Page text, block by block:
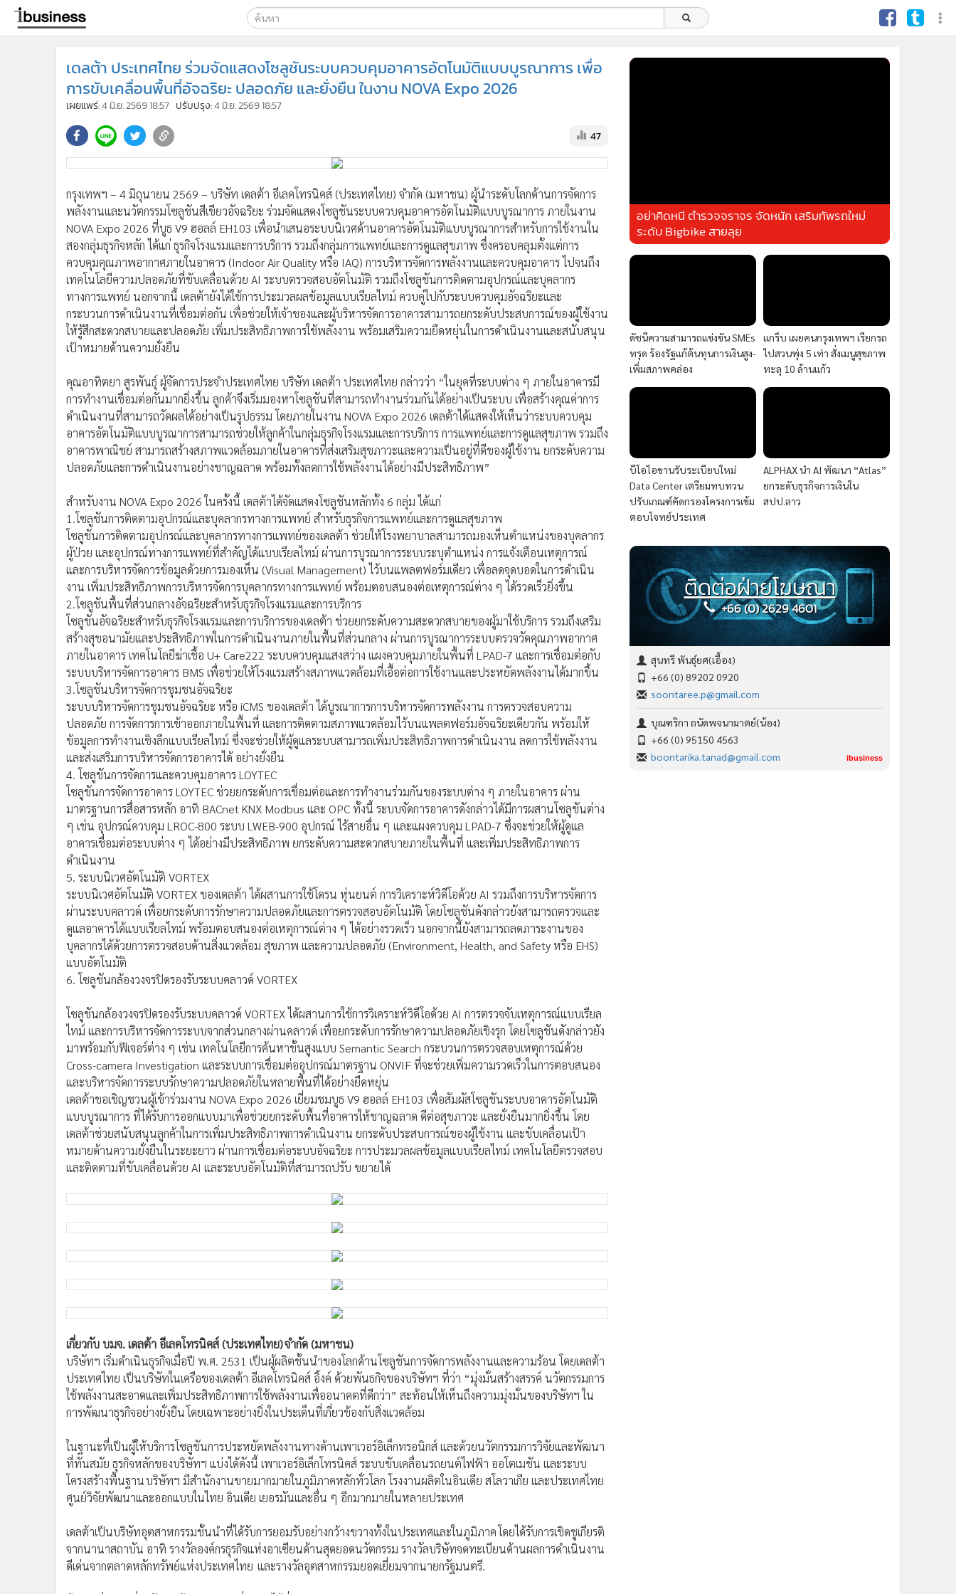
ค้นหา
Google
เดลต้า ประเทศไทย ร่วมจัดแสดงโซลูชันระบบควบคุมอาคารอัตโนมัติแบบบูรณาการ เพื่อ
การขับเคลื่อนพื้นที่อัจฉริยะ ปลอดภัย และยั่งยืน ในงาน NOVA Expo 2026
เผยแพร่:4 มิ.ย. 2569 18:57 ปรับปรุง:4 มิ.ย. 2569 18:57
47
กรุงเทพฯ – 4 มิถุนายน 2569 – บริษัท เดลต้า อีเลคโทรนิคส์ (ประเทศไทย) จำกัด (มหาชน) ผู้นำระดับโลกด้านการจัดการ
พลังงานและนวัตกรรมโซลูชันสีเขียวอัจฉริยะ ร่วมจัดแสดงโซลูชันระบบควบคุมอาคารอัตโนมัติแบบบูรณาการ ภายในงาน
NOVA Expo 2026 ที่บูธ V9 ฮอลล์ EH103 เพื่อนำเสนอระบบนิเวศด้านอาคารอัตโนมัติแบบบูรณาการสำหรับการใช้งานใน
สองกลุ่มธุรกิจหลัก ได้แก่ ธุรกิจโรงแรมและการบริการ รวมถึงกลุ่มการแพทย์และการดูแลสุขภาพ ซึ่งครอบคลุมตั้งแต่การ
ควบคุมคุณภาพอากาศภายในอาคาร (Indoor Air Quality หรือ IAQ) การบริหารจัดการพลังงานและควบคุมอาคาร ไปจนถึง
เทคโนโลยีความปลอดภัยที่ขับเคลื่อนด้วย AI ระบบตรวจสอบอัตโนมัติ รวมถึงโซลูชันการติดตามอุปกรณ์และบุคลากร
ทางการแพทย์ นอกจากนี้ เดลต้ายังได้ใช้การประมวลผลข้อมูลแบบเรียลไทม์ ควบคู่ไปกับระบบควบคุมอัจฉริยะและ
กระบวนการดำเนินงานที่เชื่อมต่อกัน เพื่อช่วยให้เจ้าของและผู้บริหารจัดการอาคารสามารถยกระดับประสบการณ์ของผู้ใช้งาน
ให้รู้สึกสะดวกสบายและปลอดภัย เพิ่มประสิทธิภาพการใช้พลังงาน พร้อมเสริมความยืดหยุ่นในการดำเนินงานและสนับสนุน
เป้าหมายด้านความยั่งยืน
คุณอาทิตยา สูรพันธุ์ ผู้จัดการประจำประเทศไทย บริษัท เดลต้า ประเทศไทย กล่าวว่า “ในยุคที่ระบบต่าง ๆ ภายในอาคารมี
การทำงานเชื่อมต่อกันมากยิ่งขึ้น ลูกค้าจึงเริ่มมองหาโซลูชันที่สามารถทำงานร่วมกันได้อย่างเป็นระบบ เพื่อสร้างคุณค่าการ
ดำเนินงานที่สามารถวัดผลได้อย่างเป็นรูปธรรม โดยภายในงาน NOVA Expo 2026 เดลต้าได้แสดงให้เห็นว่าระบบควบคุม
อาคารอัตโนมัติแบบบูรณาการสามารถช่วยให้ลูกค้าในกลุ่มธุรกิจโรงแรมและการบริการ การแพทย์และการดูแลสุขภาพ รวมถึง
อาคารพาณิชย์ สามารถสร้างสภาพแวดล้อมภายในอาคารที่ส่งเสริมสุขภาวะและความเป็นอยู่ที่ดีของผู้ใช้งาน ยกระดับความ
ปลอดภัยและการดำเนินงานอย่างชาญฉลาด พร้อมทั้งลดการใช้พลังงานได้อย่างมีประสิทธิภาพ”
สำหรับงาน NOVA Expo 2026 ในครั้งนี้ เดลต้าได้จัดแสดงโซลูชันหลักทั้ง 6 กลุ่ม ได้แก่
1.โซลูชันการติดตามอุปกรณ์และบุคลากรทางการแพทย์ สำหรับธุรกิจการแพทย์และการดูแลสุขภาพ
โซลูชันการติดตามอุปกรณ์และบุคลากรทางการแพทย์ของเดลต้า ช่วยให้โรงพยาบาลสามารถมองเห็นตำแหน่งของบุคลากร
ผู้ป่วย และอุปกรณ์ทางการแพทย์ที่สำคัญได้แบบเรียลไทม์ ผ่านการบูรณาการระบบระบุตำแหน่ง การแจ้งเตือนเหตุการณ์
และการบริหารจัดการข้อมูลด้วยการมองเห็น (Visual Management) ไว้บนแพลตฟอร์มเดียว เพื่อลดจุดบอดในการดำเนิน
งาน เพิ่มประสิทธิภาพการบริหารจัดการบุคลากรทางการแพทย์ พร้อมตอบสนองต่อเหตุการณ์ต่าง ๆ ได้รวดเร็วยิ่งขึ้น
2.โซลูชันพื้นที่ส่วนกลางอัจฉริยะสำหรับธุรกิจโรงแรมและการบริการ
โซลูชันอัจฉริยะสำหรับธุรกิจโรงแรมและการบริการของเดลต้า ช่วยยกระดับความสะดวกสบายของผู้มาใช้บริการ รวมถึงเสริม
สร้างสุขอนามัยและประสิทธิภาพในการดำเนินงานภายในพื้นที่ส่วนกลาง ผ่านการบูรณาการระบบตรวจวัดคุณภาพอากาศ
ภายในอาคาร เทคโนโลยีฆ่าเชื้อ U+ Care222 ระบบควบคุมแสงสว่าง แผงควบคุมภายในพื้นที่ LPAD-7 และการเชื่อมต่อกับ
ระบบบริหารจัดการอาคาร BMS เพื่อช่วยให้โรงแรมสร้างสภาพแวดล้อมที่เอื้อต่อการใช้งานและประหยัดพลังงานได้มากขึ้น
3.โซลูชันบริหารจัดการชุมชนอัจฉริยะ
ระบบบริหารจัดการชุมชนอัจฉริยะ หรือ iCMS ของเดลต้า ได้บูรณาการการบริหารจัดการพลังงาน การตรวจสอบความ
ปลอดภัย การจัดการการเข้าออกภายในพื้นที่ และการติดตามสภาพแวดล้อมไว้บนแพลตฟอร์มอัจฉริยะเดียวกัน พร้อมให้
ข้อมูลการทำงานเชิงลึกแบบเรียลไทม์ ซึ่งจะช่วยให้ผู้ดูแลระบบสามารถเพิ่มประสิทธิภาพการดำเนินงาน ลดการใช้พลังงาน
และส่งเสริมการบริหารจัดการอาคารได้ อย่างยั่งยืน
4. โซลูชันการจัดการและควบคุมอาคาร LOYTEC
โซลูชันการจัดการอาคาร LOYTEC ช่วยยกระดับการเชื่อมต่อและการทำงานร่วมกันของระบบต่าง ๆ ภายในอาคาร ผ่าน
มาตรฐานการสื่อสารหลัก อาทิ BACnet KNX Modbus และ OPC ทั้งนี้ ระบบจัดการอาคารดังกล่าวได้มีการผสานโซลูชันต่าง
ๆ เช่น อุปกรณ์ควบคุม LROC-800 ระบบ LWEB-900 อุปกรณ์ ไร้สายอื่น ๆ และแผงควบคุม LPAD-7 ซึ่งจะช่วยให้ผู้ดูแล
อาคารเชื่อมต่อระบบต่าง ๆ ได้อย่างมีประสิทธิภาพ ยกระดับความสะดวกสบายภายในพื้นที่ และเพิ่มประสิทธิภาพการ
ดำเนินงาน
5. ระบบนิเวศอัตโนมัติ VORTEX
ระบบนิเวศอัตโนมัติ VORTEX ของเดลต้า ได้ผสานการใช้โดรน หุ่นยนต์ การวิเคราะห์วิดีโอด้วย AI รวมถึงการบริหารจัดการ
ผ่านระบบคลาวด์ เพื่อยกระดับการรักษาความปลอดภัยและการตรวจสอบอัตโนมัติ โดยโซลูชันดังกล่าวยังสามารถตรวจและ
ดูแลอาคารได้แบบเรียลไทม์ พร้อมตอบสนองต่อเหตุการณ์ต่าง ๆ ได้อย่างรวดเร็ว นอกจากนี้ยังสามารถลดภาระงานของ
บุคลากรได้ด้วยการตรวจสอบด้านสิ่งแวดล้อม สุขภาพ และความปลอดภัย (Environment, Health, and Safety หรือ EHS)
แบบอัตโนมัติ
6. โซลูชันกล้องวงจรปิดรองรับระบบคลาวด์ VORTEX
โซลูชันกล้องวงจรปิดรองรับระบบคลาวด์ VORTEX ได้ผสานการใช้การวิเคราะห์วิดีโอด้วย AI การตรวจจับเหตุการณ์แบบเรียล
ไทม์ และการบริหารจัดการระบบจากส่วนกลางผ่านคลาวด์ เพื่อยกระดับการรักษาความปลอดภัยเชิงรุก โดยโซลูชันดังกล่าวยัง
มาพร้อมกับฟีเจอร์ต่าง ๆ เช่น เทคโนโลยีการค้นหาขั้นสูงแบบ Semantic Search กระบวนการตรวจสอบเหตุการณ์ด้วย
Cross-camera Investigation และระบบการเชื่อมต่ออุปกรณ์มาตรฐาน ONVIF ที่จะช่วยเพิ่มความรวดเร็วในการตอบสนอง
และบริหารจัดการระบบรักษาความปลอดภัยในหลายพื้นที่ได้อย่างยืดหยุ่น
เดลต้าขอเชิญชวนผู้เข้าร่วมงาน NOVA Expo 2026 เยี่ยมชมบูธ V9 ฮอลล์ EH103 เพื่อสัมผัสโซลูชันระบบอาคารอัตโนมัติ
แบบบูรณาการ ที่ได้รับการออกแบบมาเพื่อช่วยยกระดับพื้นที่อาคารให้ชาญฉลาด ดีต่อสุขภาวะ และยั่งยืนมากยิ่งขึ้น โดย
เดลต้าช่วยสนับสนุนลูกค้าในการเพิ่มประสิทธิภาพการดำเนินงาน ยกระดับประสบการณ์ของผู้ใช้งาน และขับเคลื่อนเป้า
หมายด้านความยั่งยืนในระยะยาว ผ่านการเชื่อมต่อระบบอัจฉริยะ การประมวลผลข้อมูลแบบเรียลไทม์ เทคโนโลยีตรวจสอบ
และติดตามที่ขับเคลื่อนด้วย AI และระบบอัตโนมัติที่สามารถปรับ ขยายได้
เกี่ยวกับ บมจ. เดลต้า อีเลคโทรนิคส์ (ประเทศไทย) จำกัด (มหาชน)
บริษัทฯ เริ่มดำเนินธุรกิจเมื่อปี พ.ศ. 2531 เป็นผู้ผลิตชั้นนำของโลกด้านโซลูชันการจัดการพลังงานและความร้อน โดยเดลต้า
ประเทศไทย เป็นบริษัทในเครือของเดลต้า อีเลคโทรนิคส์ อิ้งค์ ด้วยพันธกิจของบริษัทฯ ที่ว่า “มุ่งมั่นสร้างสรรค์ นวัตกรรมการ
ใช้พลังงานสะอาดและเพิ่มประสิทธิภาพการใช้พลังงานเพื่ออนาคตที่ดีกว่า” สะท้อนให้เห็นถึงความมุ่งมั่นของบริษัทฯ ใน
การพัฒนาธุรกิจอย่างยั่งยืน โดยเฉพาะอย่างยิ่งในประเด็นที่เกี่ยวข้องกับสิ่งแวดล้อม
ในฐานะที่เป็นผู้ให้บริการโซลูชันการประหยัดพลังงานทางด้านเพาเวอร์อิเล็กทรอนิกส์ และด้วยนวัตกรรมการวิจัยและพัฒนา
ที่ทันสมัย ธุรกิจหลักของบริษัทฯ แบ่งได้ดังนี้ เพาเวอร์อิเล็กโทรนิคส์ ระบบขับเคลื่อนรถยนต์ไฟฟ้า ออโตเมชัน และระบบ
โครงสร้างพื้นฐาน บริษัทฯ มีสำนักงานขายมากมายในภูมิภาคหลักทั่วโลก โรงงานผลิตในอินเดีย สโลวาเกีย และประเทศไทย
ศูนย์วิจัยพัฒนาและออกแบบในไทย อินเดีย เยอรมันและอื่น ๆ อีกมากมายในหลายประเทศ
เดลต้าเป็นบริษัทอุตสาหกรรมชั้นนำที่ได้รับการยอมรับอย่างกว้างขวางทั้งในประเทศและในภูมิภาค โดยได้รับการเชิดชูเกียรติ
จากนานาสถาบัน อาทิ รางวัลองค์กรธุรกิจแห่งอาเซียนด้านสุดยอดนวัตกรรม รางวัลบริษัทจดทะเบียนด้านผลการดำเนินงาน
ดีเด่นจากตลาดหลักทรัพย์แห่งประเทศไทย และรางวัลอุตสาหกรรมยอดเยี่ยมจากนายกรัฐมนตรี.
อย่าคิดหนี ตำรวจจราจร จัดหนัก เสริมทัพรถใหม่
ระดับ Bigbike สายลุย
ดัชนีความสามารถแข่งขัน SMEs
ทรุด ร้องรัฐแก้ต้นทุนการเงินสูง-
เพิ่มสภาพคล่อง
แกร็บ เผยคนกรุงเทพฯ เรียกรถ
ไปสวนพุ่ง 5 เท่า สั่งเมนูสุขภาพ
ทะลุ 10 ล้านแก้ว
บีโอไอขานรับระเบียบใหม่
Data Center เตรียมทบทวน
ปรับเกณฑ์คัดกรองโครงการเข้ม
ตอบโจทย์ประเทศ
ALPHAX นำ AI พัฒนา “Atlas”
ยกระดับธุรกิจการเงินใน
สปป.ลาว
ติดต่อฝ่ายโฆษณา
+66 (0) 2629 4601
สุนทรี พันธุ์ยศ(เอื้อง)
+66 (0) 89202 0920
soontaree.p@gmail.com
บุณฑริกา ถนัดพจนามาตย์(น้อง)
+66 (0) 95150 4563
boontarika.tanad@gmail.com
ibusiness